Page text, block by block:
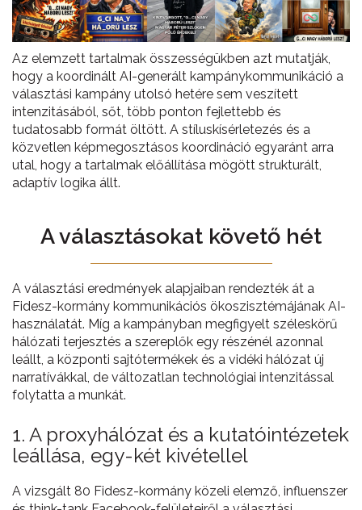
Az elemzett tartalmak összességükben azt mutatják,
hogy a koordinált AI-generált kampánykommunikáció a
választási kampány utolsó hetére sem veszített
intenzitásából, sőt, több ponton fejlettebb és
tudatosabb formát öltött. A stíluskísérletezés és a
közvetlen képmegosztásos koordináció egyaránt arra
utal, hogy a tartalmak előállítása mögött strukturált,
adaptív logika állt.
A választásokat követő hét
A választási eredmények alapjaiban rendezték át a
Fidesz-kormány kommunikációs ökoszisztémájának AI-
használatát. Míg a kampányban megfigyelt széleskörű
hálózati terjesztés a szereplők egy részénél azonnal
leállt, a központi sajtótermékek és a vidéki hálózat új
narratívákkal, de változatlan technológiai intenzitással
folytatta a munkát.
1. A proxyhálózat és a kutatóintézetek
leállása, egy-két kivétellel
A vizsgált 80 Fidesz-kormány közeli elemző, influenszer